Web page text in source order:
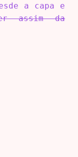
a capa e
assim da